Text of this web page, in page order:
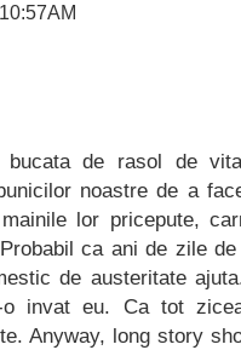
de rasol de
noastre de a
lor pricepute,
ca ani de zile
de austeritate
invat eu. Ca tot
Anyway, long story